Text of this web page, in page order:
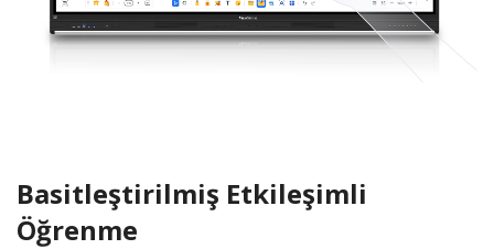
Basitleştirilmiş Etkileşimli
Öğrenme